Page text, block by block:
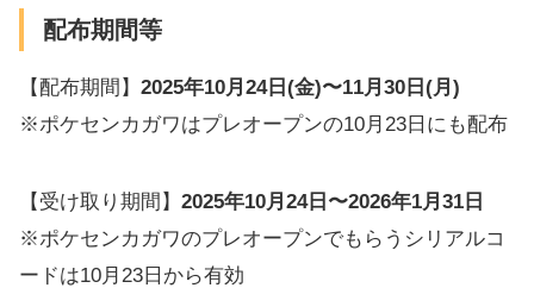
配布期間等
【配布期間】 2025年10月24日(金)〜11月30日(月)
※ポケセンカガワはプレオープンの10月23日にも配布
【受け取り期間】 2025年10月24日〜2026年1月31日
※ポケセンカガワのプレオープンでもらうシリアルコ
ードは10月23日から有効